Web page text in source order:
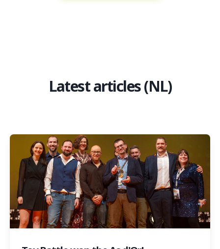
Latest articles (NL)